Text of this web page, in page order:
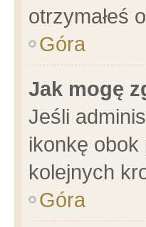
otrzymałeś
Góra
Jak mogę
Jeśli
ikonkę obok
kolejnych
Góra